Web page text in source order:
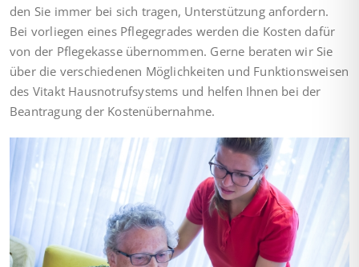
den Sie immer bei sich tragen, Unterstützung anfordern.
Bei vorliegen eines Pflegegrades werden die Kosten dafür
von der Pflegekasse übernommen. Gerne beraten wir Sie
über die verschiedenen Möglichkeiten und Funktionsweisen
des Vitakt Hausnotrufsystems und helfen Ihnen bei der
Beantragung der Kostenübernahme.